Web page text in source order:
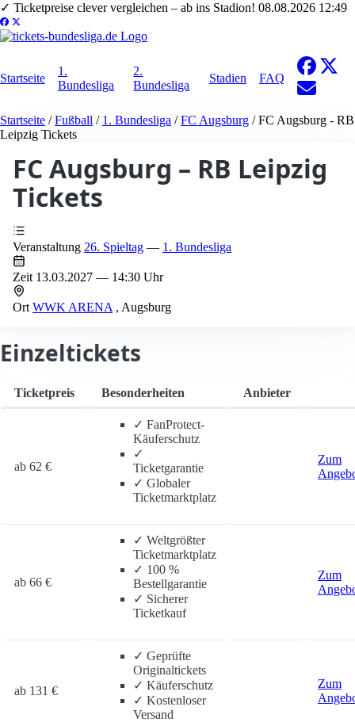
✓ Ticketpreise clever vergleichen – ab ins Stadion! 08.08.2026 12:49
Startseite
1.
Bundesliga
2.
Bundesliga
Stadien FAQ
Startseite / Fußball / 1. Bundesliga / FC Augsburg / FC Augsburg - RB
Leipzig Tickets
FC Augsburg – RB Leipzig
Tickets
Veranstaltung 26. Spieltag — 1. Bundesliga
Zeit 13.03.2027 — 14:30 Uhr
Ort WWK ARENA , Augsburg
Einzeltickets
Ticketpreis Besonderheiten Anbieter
ab 62 €
✓ FanProtect-
Käuferschutz
✓
Ticketgarantie
✓ Globaler
Ticketmarktplatz
Zum
ab 66 €
✓ Weltgrößter
Ticketmarktplatz
✓ 100 %
Bestellgarantie
✓ Sicherer
Ticketkauf
Zum
ab 131 €
✓ Geprüfte
Originaltickets
✓ Käuferschutz
✓ Kostenloser
Versand
Zum